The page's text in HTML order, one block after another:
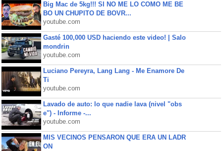
Big Mac de 5kg!!! SI NO ME LO COMO ME BE
BO UN CHUPITO DE BOVR...
youtube.com
Gasté 100,000 USD haciendo este video! | Salo
mondrin
youtube.com
Luciano Pereyra, Lang Lang - Me Enamore De
Ti
youtube.com
Lavado de auto: lo que nadie lava (nivel "obs
e") - Informe -...
youtube.com
MIS VECINOS PENSARON QUE ERA UN LADR
ON